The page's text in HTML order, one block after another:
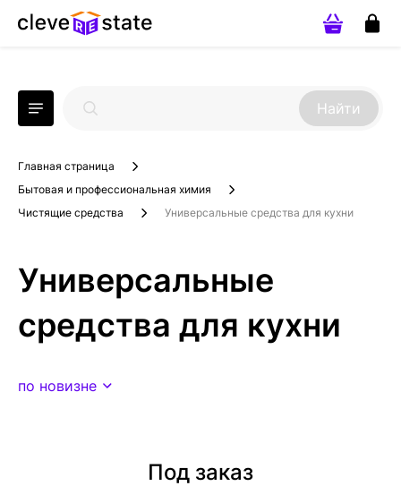
Найти
Главная страница
Бытовая и профессиональная химия
Чистящие средства
Универсальные средства для кухни
Универсальные
средства для кухни
по новизне
Под заказ